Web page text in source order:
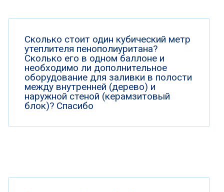
Сколько стоит один кубический метр
утеплителя пенополиуритана?
Сколько его в одном баллоне и
необходимо ли дополнительное
оборудование для заливки в полости
между внутренней (дерево) и
наружной стеной (керамзитовый
блок)? Спасибо